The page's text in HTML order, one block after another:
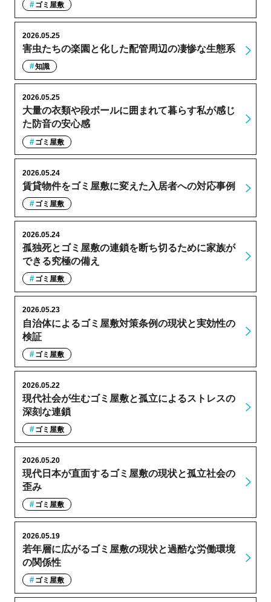
ゴミ屋敷
害虫たちの楽園と化した配管周辺の凄惨な生態系
2026.05.25
知識
大量の衣類や段ボールに囲まれて暮らす私が感じ
た防音の安心感
2026.05.25
ゴミ屋敷
賃貸物件をゴミ屋敷に変えた入居者への対応事例
2026.05.24
ゴミ屋敷
孤独死とゴミ屋敷の連鎖を断ち切るために家族が
できる究極の備え
2026.05.24
ゴミ屋敷
自治体によるゴミ屋敷対策条例の現状と実効性の
検証
2026.05.23
ゴミ屋敷
現代社会が生むゴミ屋敷と孤立によるストレスの
深刻な連鎖
2026.05.22
ゴミ屋敷
現代日本が直面するゴミ屋敷の現状と孤立社会の
歪み
2026.05.20
ゴミ屋敷
若年層に広がるゴミ屋敷の現状と過酷な労働環境
の関係性
2026.05.19
ゴミ屋敷